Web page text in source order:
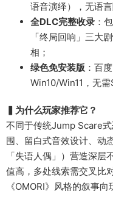
语音演绎），无语
全DLC完整收录 ：
「终局回响」三大
相；
绿色免安装版 ：百
Win10/Win11，无需
▍为什么玩家推荐它？
不同于传统Jump Scare
围、留白式音效设计、动
「失语人偶」）营造深
值高，多处线索需交叉比
《OMORI》风格的叙事向